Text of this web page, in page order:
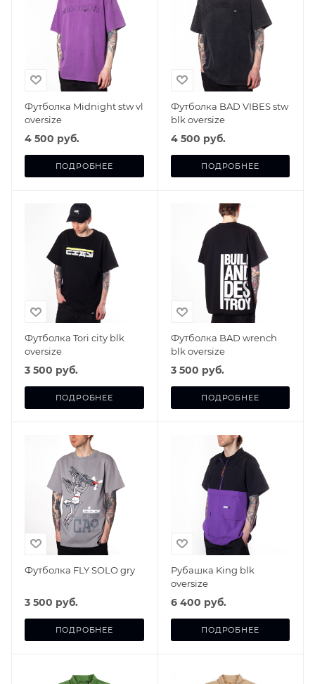
Футболка Midnight stw vl
oversize
4 500 руб.
ПОДРОБНЕЕ
Футболка BAD VIBES stw
blk oversize
4 500 руб.
ПОДРОБНЕЕ
Футболка Tori city blk
oversize
3 500 руб.
ПОДРОБНЕЕ
Футболка BAD wrench
blk oversize
3 500 руб.
ПОДРОБНЕЕ
Футболка FLY SOLO gry
3 500 руб.
ПОДРОБНЕЕ
Рубашка King blk
oversize
6 400 руб.
ПОДРОБНЕЕ